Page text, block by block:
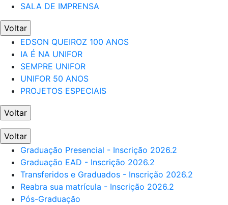
SALA DE IMPRENSA
Voltar
EDSON QUEIROZ 100 ANOS
IA É NA UNIFOR
SEMPRE UNIFOR
UNIFOR 50 ANOS
PROJETOS ESPECIAIS
Voltar
Voltar
Graduação Presencial - Inscrição 2026.2
Graduação EAD - Inscrição 2026.2
Transferidos e Graduados - Inscrição 2026.2
Reabra sua matrícula - Inscrição 2026.2
Pós-Graduação